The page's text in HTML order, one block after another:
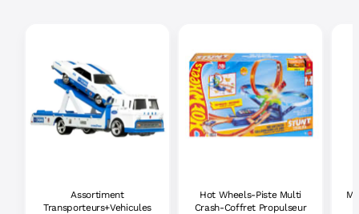
Assortiment
Transporteurs+Vehicules
Hot Wheels-Piste Multi
Crash-Coffret Propulseur